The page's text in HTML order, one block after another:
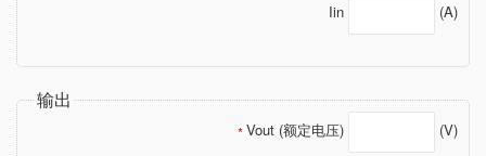
Iin (A)
输出
*Vout (额定电压) (V)